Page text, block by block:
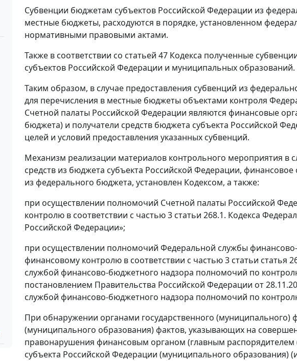
Субвенции бюджетам субъектов Российской Федерации из
местные бюджеты, расходуются в порядке, установленном
нормативными правовыми актами.
Также в соответствии со статьей 47 Кодекса полученные
субъектов Российской Федерации и муниципальных образований.
Таким образом, в случае предоставления субвенций из
для перечисления в местные бюджеты объектами контроля
Счетной палаты Российской Федерации являются финансовые
бюджета) и получатели средств бюджета субъекта Российской
целей и условий предоставления указанных субвенций.
Механизм реализации материалов контрольного мероприятия в
средств из бюджета субъекта Российской Федерации,
из федерального бюджета, установлен Кодексом, а также:
при осуществлении полномочий Счетной палаты Российской
контролю в соответствии с частью 3 статьи 268.1. Кодекса
Российской Федерации»;
при осуществлении полномочий Федеральной службы
финансовому контролю в соответствии с частью 3 статьи
службой финансово-бюджетного надзора полномочий по
постановлением Правительства Российской Федерации от
службой финансово-бюджетного надзора полномочий по
При обнаружении органами государственного (муниципального)
(муниципального образования) фактов, указывающих на
правонарушения финансовым органом (главным
субъекта Российской Федерации (муниципального